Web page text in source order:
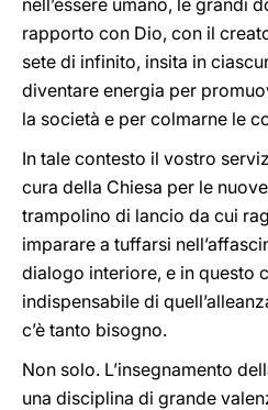
nell’essere umano, le grandi
rapporto con Dio, con il
sete di infinito, insita in
diventare energia per
la società e per colmarne le
In tale contesto il vostro
cura della Chiesa per le
trampolino di lancio da cui
imparare a tuffarsi
dialogo interiore, e in questo
indispensabile di
c’è tanto bisogno.
Non solo. L’insegnamento
una disciplina di grande